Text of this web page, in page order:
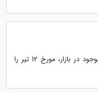
خبرنگاران : قیمت گوشی های موبایل موجود در بازار، مورخ 12 تیر را